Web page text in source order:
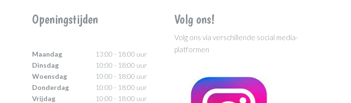
Openingstijden
Maandag
13:00 - 18:00 uur
Dinsdag
10:00 - 18:00 uur
Woensdag
10:00 - 18:00 uur
Donderdag
10:00 - 18:00 uur
Vrijdag
10:00 - 18:00 uur
Volg ons!
Volg ons via verschillende social media-
platformen